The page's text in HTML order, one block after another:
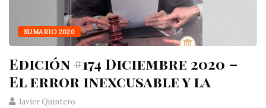
SUMARIO 2020
Edición #174 Diciembre 2020 –
El error inexcusable y la
Javier Quintero